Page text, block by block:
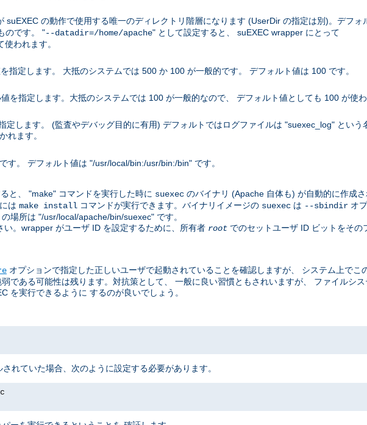
の動作で使用する唯一のディレクトリ階層になります (UserDir の指定は別)。デフォ
のです。 "--datadir=/home/apache" として設定すると、 suEXEC wrapper にとって
われます。
指定します。 大抵のシステムでは 500 か 100 が一般的です。 デフォルト値は 100 です。
を指定します。大抵のシステムでは 100 が一般的なので、 デフォルト値としても 100 が使わ
定します。 (監査やデバッグ目的に有用) デフォルトではログファイルは "suexec_log" という
れます。
す。 デフォルト値は "/usr/local/bin:/usr/bin:/bin" です。
と、 "make" コマンドを実行した時に suexec のバイナリ (Apache 自体も) が自動的に作成さ
は make install コマンドが実行できます。バイナリイメージの suexec は --sbindir オ
場所は "/usr/local/apache/bin/suexec" です。
い。wrapper がユーザ ID を設定するために、所有者 root でのセットユーザ ID ビットをその
オプションで指定した正しいユーザで起動されていることを確認しますが、 システム上でこ
である可能性は残ります。対抗策として、 一般に良い習慣ともされいますが、 ファイルシス
を実行できるように するのが良いでしょう。
れていた場合、次のように設定する必要があります。